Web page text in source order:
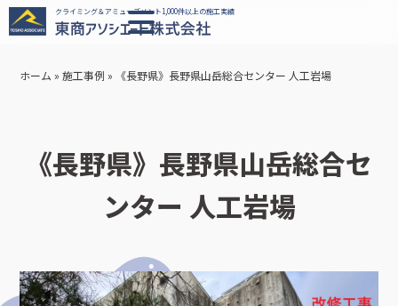
クライミング＆アミューズメント1,000件以上の施工実績
ホーム »施工事例 » 《長野県》長野県山岳総合センター 人工岩場
《長野県》長野県山岳総合セ
ンター 人工岩場